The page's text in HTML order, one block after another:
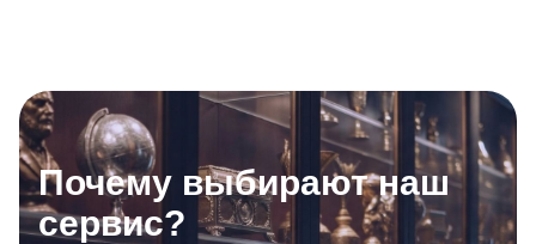
Почему выбирают наш
сервис?